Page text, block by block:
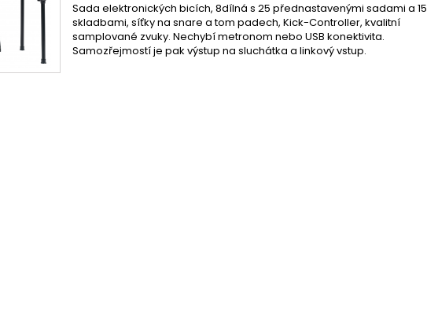
Sada elektronických bicích, 8dílná s 25 přednastavenými sadami a 15
skladbami, síťky na snare a tom padech, Kick-Controller, kvalitní
samplované zvuky. Nechybí metronom nebo USB konektivita.
Samozřejmostí je pak výstup na sluchátka a linkový vstup.